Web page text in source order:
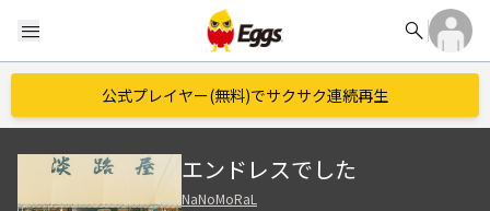
menu search
公式プレイヤー(無料)でサクサク連続再生
エンドレスでした
NaNoMoRaL